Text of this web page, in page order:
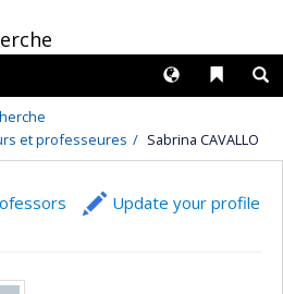
Liens
Langues
et professeures
Sabrina CAVALLO
Update your profile